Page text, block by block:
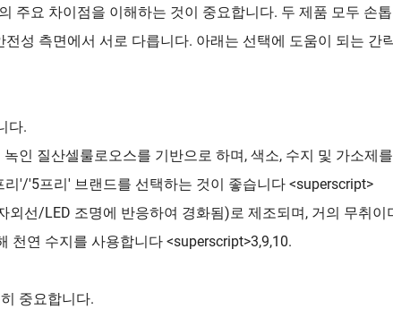
주요 차이점을 이해하는 것이 중요합니다. 두 제품 모두 손
성 측면에서 서로 다릅니다. 아래는 선택에 도움이 되는 간
다.
인 질산셀룰로오스를 기반으로 하며, 색소, 수지 및 가소제
'/'5프리' 브랜드를 선택하는 것이 좋습니다 <superscript>
선/LED 조명에 반응하여 경화됨)로 제조되며, 거의 무취이
천연 수지를 사용합니다 <superscript>3,9,10.
중요합니다.